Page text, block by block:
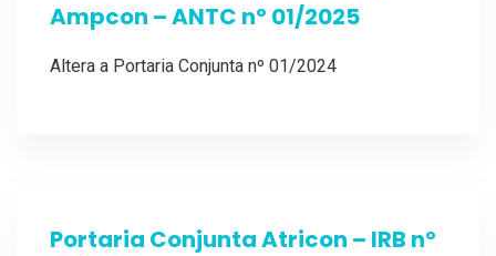
Ampcon – ANTC nº 01/2025
Altera a Portaria Conjunta nº 01/2024
Portaria Conjunta Atricon – IRB nº